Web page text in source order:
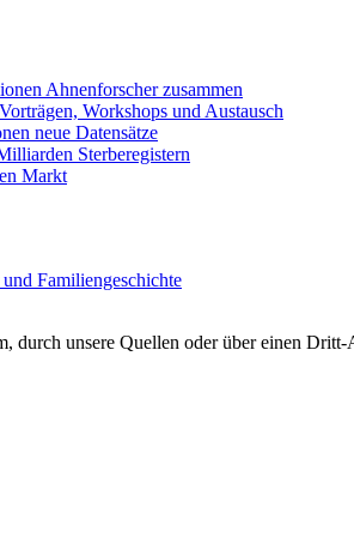
Ahnenforscher zusammen
Workshops und Austausch
neue Datensätze
Sterberegistern
Markt
Familiengeschichte
unsere Quellen oder über einen